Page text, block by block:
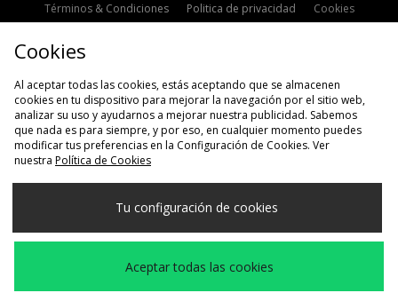
Términos & Condiciones Politica de privacidad
Cookies
Selecciona País
España
Aceptamos las siguientes formas de pago
Cookies
Al aceptar todas las cookies, estás aceptando que se almacenen
cookies en tu dispositivo para mejorar la navegación por el sitio web,
analizar su uso y ayudarnos a mejorar nuestra publicidad. Sabemos
que nada es para siempre, y por eso, en cualquier momento puedes
modificar tus preferencias en la Configuración de Cookies. Ver
nuestra Política de Cookies
Tu configuración de cookies
Aceptar todas las cookies